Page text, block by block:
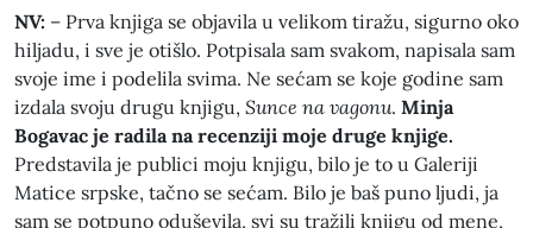
NV: – Prva knjiga se objavila u velikom tiražu, sigurno oko
hiljadu, i sve je otišlo. Potpisala sam svakom, napisala sam
svoje ime i podelila svima. Ne sećam se koje godine sam
izdala svoju drugu knjigu, Sunce na vagonu. Minja
Bogavac je radila na recenziji moje druge knjige.
Predstavila je publici moju knjigu, bilo je to u Galeriji
Matice srpske, tačno se sećam. Bilo je baš puno ljudi, ja
sam se potpuno oduševila, svi su tražili knjigu od mene,